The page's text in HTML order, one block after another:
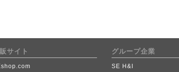
サイト グループ企業
SE H&I